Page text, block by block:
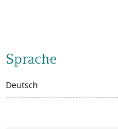
Sprache
Deutsch